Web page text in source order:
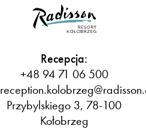
Recepcja:
+48 94 71 06 500
Przybylskiego 3, 78-100
Kołobrzeg